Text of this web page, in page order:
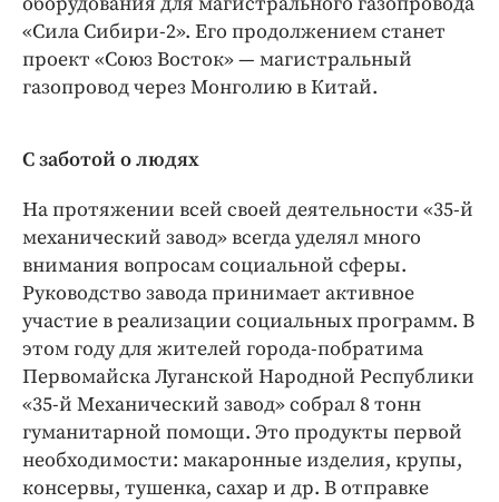
«Сила Сибири‑2». Его продолжением станет
проект «Союз Восток» — ​магистральный
газопровод через Монголию в Китай.
С заботой о людях
На протяжении всей своей деятельности «35-й
механический завод» всегда уделял много
внимания вопросам социальной сферы.
Руководство завода принимает активное
участие в реализации социальных программ. В
этом году для жителей города-побратима
Первомайска Луганской Народной Республики
«35-й Механический завод» собрал 8 тонн
гуманитарной помощи. Это продукты первой
необходимости: макаронные изделия, крупы,
консервы, тушенка, сахар и др. В отправке